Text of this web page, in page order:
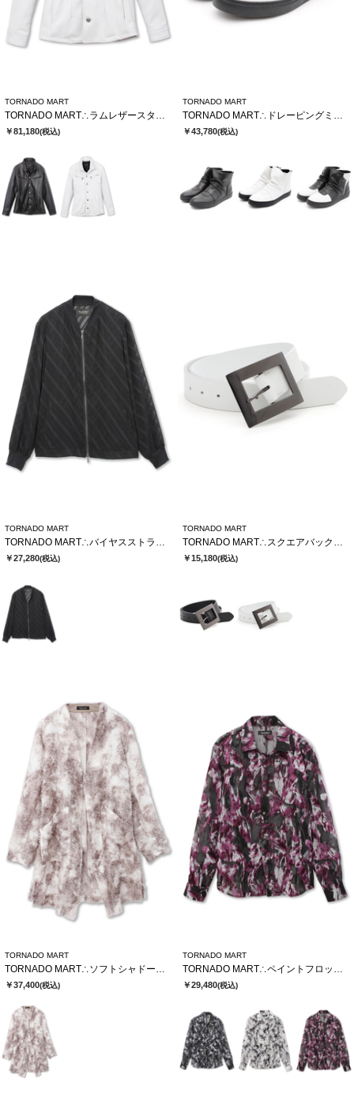
TORNADO MART
￥81,180(税込)
TORNADO MART
￥43,780(税込)
TORNADO MART
TORNADO MART∴バイヤスストライプシアーブルゾン
￥27,280(税込)
TORNADO MART
TORNADO MART∴スクエアバックルベルト
￥15,180(税込)
TORNADO MART
TORNADO MART∴ソフトシャドーカットJQロングカーデ
￥37,400(税込)
TORNADO MART
TORNADO MART∴ペイントフロッキーオーガンジーシャツ
￥29,480(税込)